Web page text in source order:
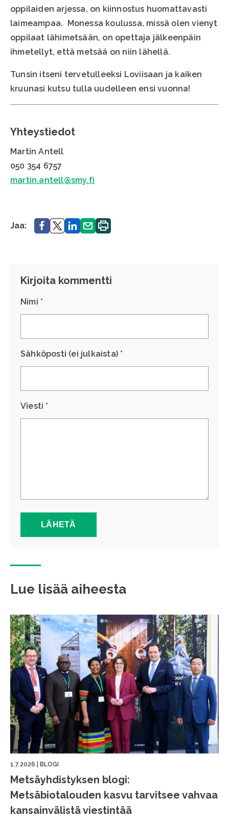
oppilaiden arjessa, on kiinnostus huomattavasti
laimeampaa. Monessa koulussa, missä olen vienyt
oppilaat lähimetsään, on opettaja jälkeenpäin
ihmetellyt, että metsää on niin lähellä.
Tunsin itseni tervetulleeksi Loviisaan ja kaiken
kruunasi kutsu tulla uudelleen ensi vuonna!
Yhteystiedot
Martin Antell
050 354 6757
martin.antell@smy.fi
Jaa: Jaa. Jaa.Jaa. Jaa. Tulosta
sivu.
Kirjoita kommentti
Nimi *
Sähköposti (ei julkaista) *
Viesti *
Lue lisää aiheesta
1.7.2026 BLOGI
Metsäyhdistyksen blogi:
Metsäbiotalouden kasvu tarvitsee vahvaa
kansainvälistä viestintää